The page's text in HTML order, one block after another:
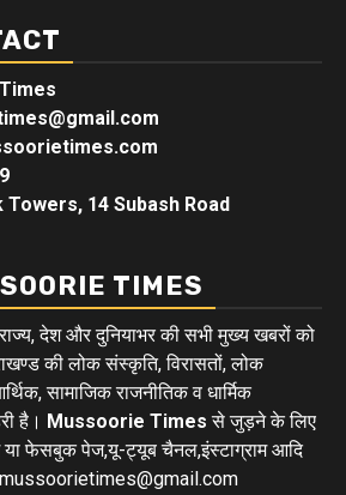
14 Subash Road
TIMES
देश और दुनियाभर की सभी मुख्य खबरों को
की लोक संस्कृति, विरासतों, लोक
सामाजिक राजनीतिक व धार्मिक
है। Mussoorie Times से जुड़ने के लिए
या फेसबुक पेज,यू-ट्यूब चैनल,इंस्टाग्राम आदि